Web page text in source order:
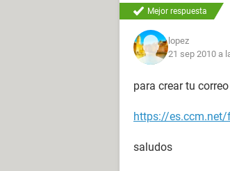
Mejor respuesta
lopez
21 sep 2010 a
para crear tu
https://es.ccm.net/
saludos